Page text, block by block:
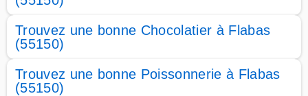
Trouvez une bonne Chocolatier à Flabas
(55150)
Trouvez une bonne Poissonnerie à Flabas
(55150)